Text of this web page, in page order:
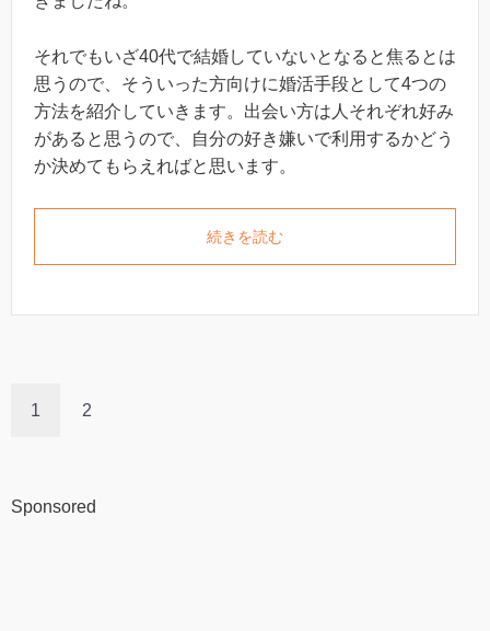
それでもいざ40代で結婚していないとなると焦るとは
思うので、そういった方向けに婚活手段として4つの
方法を紹介していきます。出会い方は人それぞれ好み
があると思うので、自分の好き嫌いで利用するかどう
か決めてもらえればと思います。
続きを読む
1 2
Sponsored